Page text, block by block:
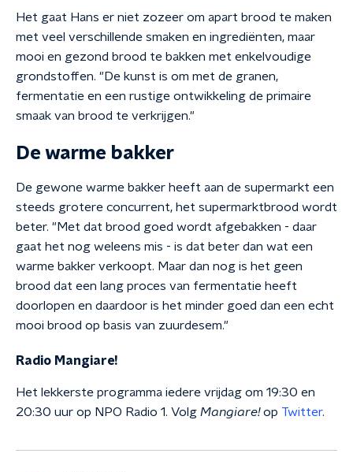
Het gaat Hans er niet zozeer om apart brood te maken
met veel verschillende smaken en ingrediënten, maar
mooi en gezond brood te bakken met enkelvoudige
grondstoffen. "De kunst is om met de granen,
fermentatie en een rustige ontwikkeling de primaire
smaak van brood te verkrijgen."
De warme bakker
De gewone warme bakker heeft aan de supermarkt een
steeds grotere concurrent, het supermarktbrood wordt
beter. "Met dat brood goed wordt afgebakken - daar
gaat het nog weleens mis - is dat beter dan wat een
warme bakker verkoopt. Maar dan nog is het geen
brood dat een lang proces van fermentatie heeft
doorlopen en daardoor is het minder goed dan een echt
mooi brood op basis van zuurdesem."
Radio Mangiare!
Het lekkerste programma iedere vrijdag om 19:30 en
20:30 uur op NPO Radio 1. Volg Mangiare!op Twitter.